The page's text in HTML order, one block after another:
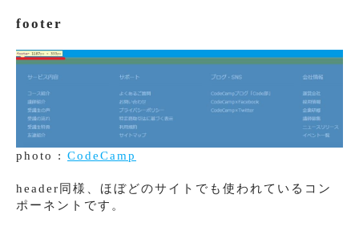
footer
photo : CodeCamp
header同様、ほぼどのサイトでも使われているコン
ポーネントです。